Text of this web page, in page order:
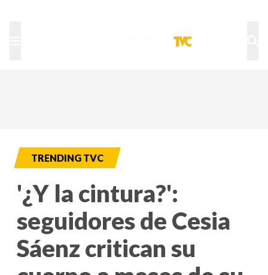
TRENDING TVC
'¿Y la cintura?':
seguidores de Cesia
Sáenz critican su